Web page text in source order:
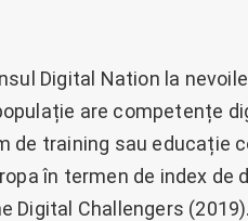
Digital Nation la
are competențe
de training sau educație
în termen de index de
Digital Challengers (2019).